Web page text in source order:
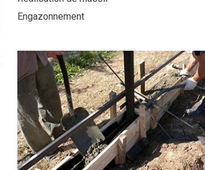
Engazonnement